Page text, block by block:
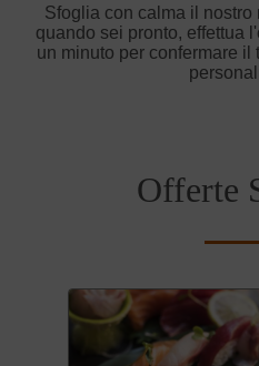
Sfoglia con calma il
quando sei pronto, effettua
un minuto per confermare il
Offerte